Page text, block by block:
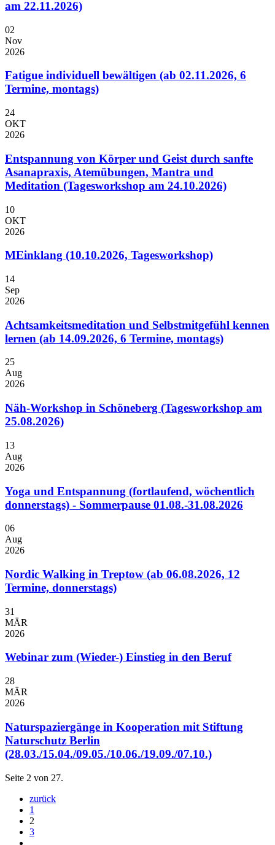
am 22.11.2026)
02
Nov
2026
Fatigue individuell bewältigen (ab 02.11.2026, 6
Termine, montags)
24
OKT
2026
Entspannung von Körper und Geist durch sanfte
Asanapraxis, Atemübungen, Mantra und
Meditation (Tagesworkshop am 24.10.2026)
10
OKT
2026
MEinklang (10.10.2026, Tagesworkshop)
14
Sep
2026
Achtsamkeitsmeditation und Selbstmitgefühl kennen
lernen (ab 14.09.2026, 6 Termine, montags)
25
Aug
2026
Näh-Workshop in Schöneberg (Tagesworkshop am
25.08.2026)
13
Aug
2026
Yoga und Entspannung (fortlaufend, wöchentlich
donnerstags) - Sommerpause 01.08.-31.08.2026
06
Aug
2026
Nordic Walking in Treptow (ab 06.08.2026, 12
Termine, donnerstags)
31
MÄR
2026
Webinar zum (Wieder-) Einstieg in den Beruf
28
MÄR
2026
Naturspaziergänge in Kooperation mit Stiftung
Naturschutz Berlin
(28.03./15.04./09.05./10.06./19.09./07.10.)
Seite 2 von 27.
zurück
1
2
3
...